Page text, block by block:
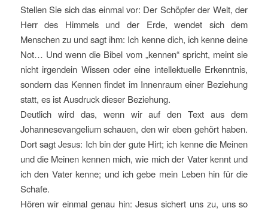
Stellen Sie sich das einmal vor: Der Schöpfer der Welt, der
Herr des Himmels und der Erde, wendet sich dem
Menschen zu und sagt ihm: Ich kenne dich, ich kenne deine
Not… Und wenn die Bibel vom „kennen“ spricht, meint sie
nicht irgendein Wissen oder eine intellektuelle Erkenntnis,
sondern das Kennen findet im Innenraum einer Beziehung
statt, es ist Ausdruck dieser Beziehung.
Deutlich wird das, wenn wir auf den Text aus dem
Johannesevangelium schauen, den wir eben gehört haben.
Dort sagt Jesus: Ich bin der gute Hirt; ich kenne die Meinen
und die Meinen kennen mich, wie mich der Vater kennt und
ich den Vater kenne; und ich gebe mein Leben hin für die
Schafe.
Hören wir einmal genau hin: Jesus sichert uns zu, uns so